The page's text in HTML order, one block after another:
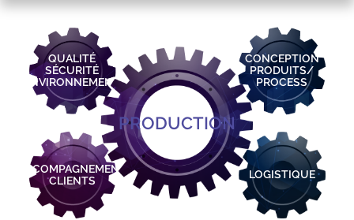
PRODUCTION
QUALITÉ
SÉCURITÉ
ENVIRONNEMENT
CONCEPTION
PRODUITS/
PROCESS
ACCOMPAGNEMENT
CLIENTS
LOGISTIQUE